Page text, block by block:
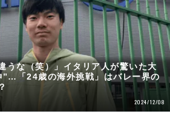
うな（笑）」イタリア人が驚いた大
”…「24歳の海外挑戦」はバレー界の
2024/12/08